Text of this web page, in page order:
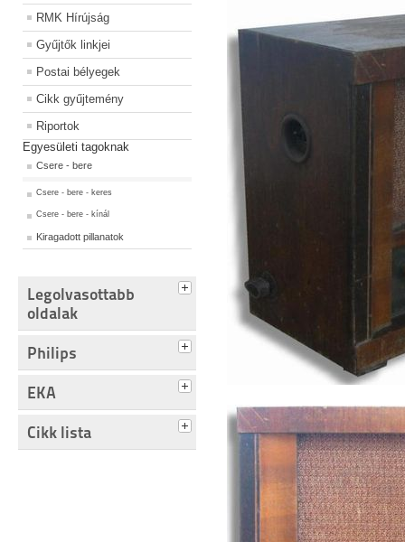
RMK Hírújság
Gyűjtők linkjei
Postai bélyegek
Cikk gyűjtemény
Riportok
Egyesületi tagoknak
Csere - bere
Csere - bere - keres
Csere - bere - kínál
Kiragadott pillanatok
Legolvasottabb
oldalak
Philips
EKA
Cikk lista